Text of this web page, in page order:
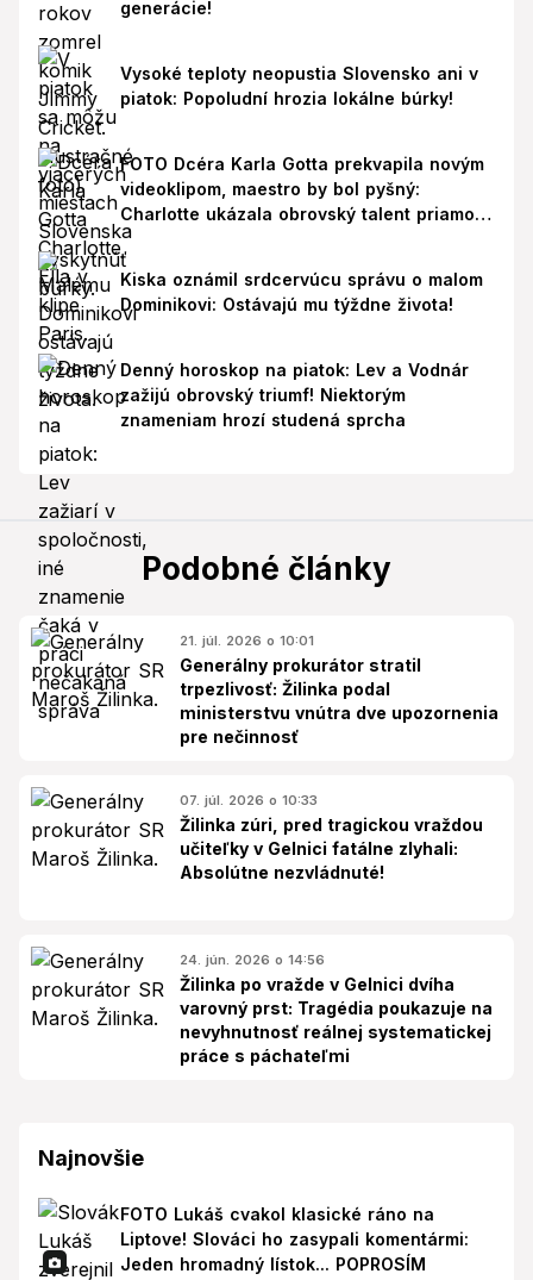
generácie!
Vysoké teploty neopustia Slovensko ani v
piatok: Popoludní hrozia lokálne búrky!
FOTO Dcéra Karla Gotta prekvapila novým
videoklipom, maestro by bol pyšný:
Charlotte ukázala obrovský talent priamo v
Paríži!
Kiska oznámil srdcervúcu správu o malom
Dominikovi: Ostávajú mu týždne života!
Denný horoskop na piatok: Lev a Vodnár
zažijú obrovský triumf! Niektorým
znameniam hrozí studená sprcha
Podobné články
21. júl. 2026 o 10:01
Generálny prokurátor stratil
trpezlivosť: Žilinka podal
ministerstvu vnútra dve upozornenia
pre nečinnosť
07. júl. 2026 o 10:33
Žilinka zúri, pred tragickou vraždou
učiteľky v Gelnici fatálne zlyhali:
Absolútne nezvládnuté!
24. jún. 2026 o 14:56
Žilinka po vražde v Gelnici dvíha
varovný prst: Tragédia poukazuje na
nevyhnutnosť reálnej systematickej
práce s páchateľmi
Najnovšie
FOTO Lukáš cvakol klasické ráno na
Liptove! Slováci ho zasypali komentármi:
Jeden hromadný lístok... POPROSÍM